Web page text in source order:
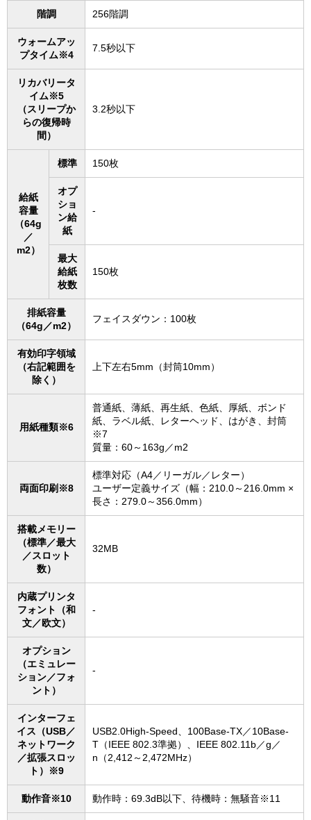
階調 256階調
ウォームアッ
プタイム※4
7.5秒以下
リカバリータ
イム※5
（スリープか
らの復帰時
間）
3.2秒以下
給紙
容量
（64g
／
m2）
標準 150枚
オプ
ショ
ン給
紙
-
最大
給紙
枚数
150枚
排紙容量
（64g／m2）
フェイスダウン：100枚
有効印字領域
（右記範囲を
除く）
上下左右5mm（封筒10mm）
用紙種類※6
普通紙、薄紙、再生紙、色紙、厚紙、ボンド
紙、ラベル紙、レターヘッド、はがき、封筒
※7
質量：60～163g／m2
両面印刷※8
標準対応（A4／リーガル／レター）
ユーザー定義サイズ（幅：210.0～216.0mm ×
長さ：279.0～356.0mm）
搭載メモリー
（標準／最大
／スロット
数）
32MB
内蔵プリンタ
フォント（和
文／欧文）
-
オプション
（エミュレー
ション／フォ
ント）
-
インターフェ
イス（USB／
ネットワーク
／拡張スロッ
ト）※9
USB2.0High-Speed、100Base-TX／10Base-
T（IEEE 802.3準拠）、IEEE 802.11b／g／
n（2,412～2,472MHz）
動作音※10 動作時：69.3dB以下、待機時：無騒音※11